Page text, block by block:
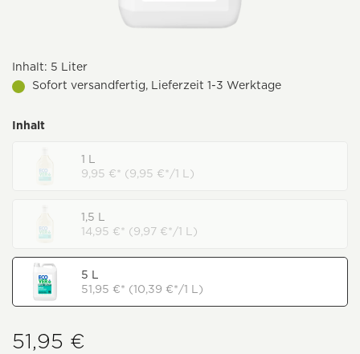
Inhalt: 5 Liter
Sofort versandfertig, Lieferzeit 1-3 Werktage
Inhalt
1 L
9,95 €* (9,95 €*/1 L)
1,5 L
14,95 €* (9,97 €*/1 L)
5 L
51,95 €* (10,39 €*/1 L)
51,95 €